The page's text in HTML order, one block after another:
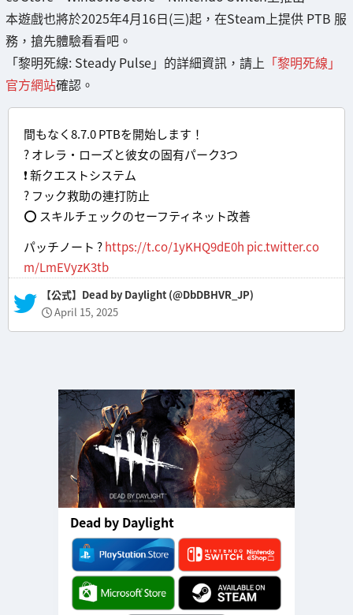
本遊戲也將於2025年4月16日(三)起，在Steam上提供 PTB 服
務，搶先體驗看看吧。
「黎明死線: Steady Pulse」的詳細資訊，請上 「黎明死線」
官方網站確認。
間もなく8.7.0 PTBを開始します！
? オレラ・ローズと彼女の固有パーク3つ
❗ 新クエストシステム
? フック救助の連打防止
⭕ スキルチェックのセーフティネット改善
パッチノート ?https://t.co/1yKHQ9dE0h pic.twitter.co
m/LmEVyzK3tb
— 【公式】Dead by Daylight (@DbDBHVR_JP)
April 15, 2025
Dead by Daylight